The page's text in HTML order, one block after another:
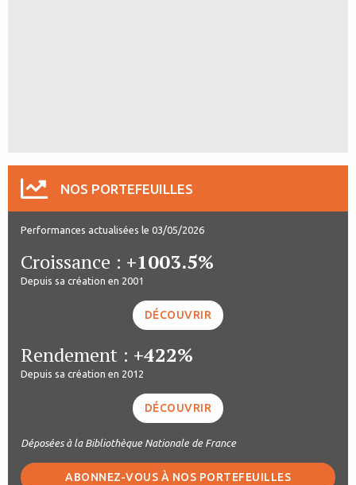
NOS PORTEFEUILLES
Performances actualisées le 03/05/2026
Croissance : +1003.5%
Depuis sa création en 2001
DÉCOUVRIR
Rendement : +422%
Depuis sa création en 2012
DÉCOUVRIR
Déposées à la Bibliothèque Nationale de France
ABONNEZ-VOUS À NOS PORTEFEUILLES